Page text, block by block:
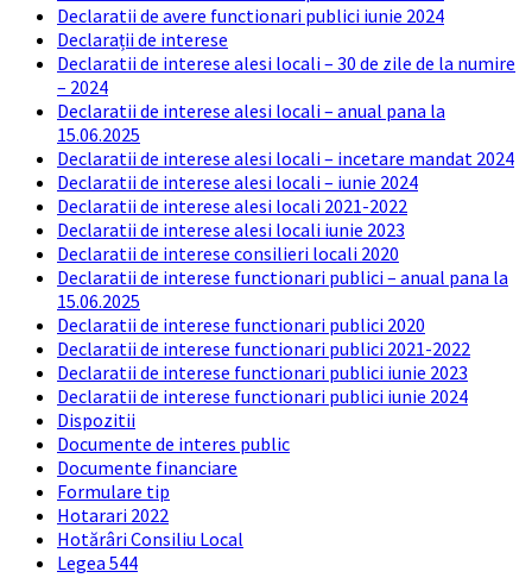
Declaratii de avere functionari publici iunie 2024
Declarații de interese
Declaratii de interese alesi locali – 30 de zile de la numire
– 2024
Declaratii de interese alesi locali – anual pana la
15.06.2025
Declaratii de interese alesi locali – incetare mandat 2024
Declaratii de interese alesi locali – iunie 2024
Declaratii de interese alesi locali 2021-2022
Declaratii de interese alesi locali iunie 2023
Declaratii de interese consilieri locali 2020
Declaratii de interese functionari publici – anual pana la
15.06.2025
Declaratii de interese functionari publici 2020
Declaratii de interese functionari publici 2021-2022
Declaratii de interese functionari publici iunie 2023
Declaratii de interese functionari publici iunie 2024
Dispozitii
Documente de interes public
Documente financiare
Formulare tip
Hotarari 2022
Hotărâri Consiliu Local
Legea 544